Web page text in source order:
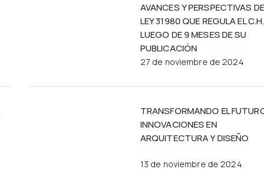
AVANCES Y PERSPECTIVAS
LEY 31980 QUE REGULA EL
LUEGO DE 9 MESES DE SU
PUBLICACIÓN
27 de noviembre de 2024
TRANSFORMANDO EL
INNOVACIONES EN
ARQUITECTURA Y DISEÑO
13 de noviembre de 2024